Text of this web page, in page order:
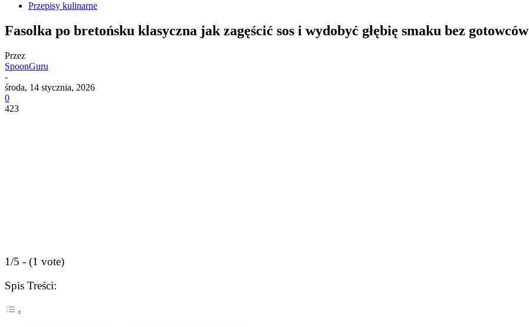
Przepisy kulinarne
Fasolka po bretońsku klasyczna jak zagęścić sos i wydobyć głębię smaku bez gotowców
Przez
SpoonGuru
-
środa, 14 stycznia, 2026
0
423
1/5 - (1 vote)
Spis Treści: